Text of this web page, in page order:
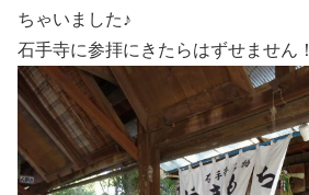
ちゃいました♪
石手寺に参拝にきたらはずせません！